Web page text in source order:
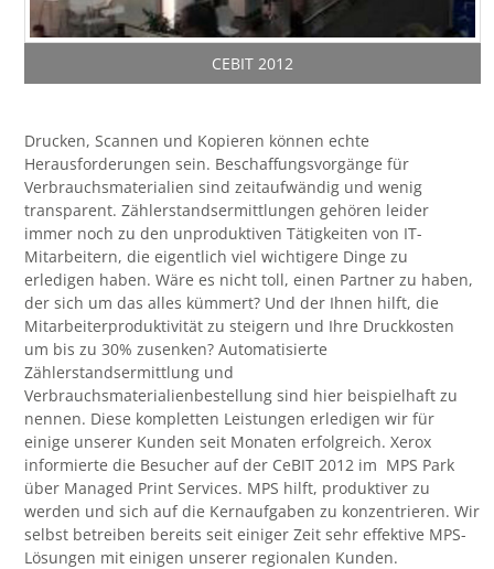
CEBIT 2012
Drucken, Scannen und Kopieren können echte
Herausforderungen sein. Beschaffungsvorgänge für
Verbrauchsmaterialien sind zeitaufwändig und wenig
transparent. Zählerstandsermittlungen gehören leider
immer noch zu den unproduktiven Tätigkeiten von IT-
Mitarbeitern, die eigentlich viel wichtigere Dinge zu
erledigen haben. Wäre es nicht toll, einen Partner zu haben,
der sich um das alles kümmert? Und der Ihnen hilft, die
Mitarbeiterproduktivität zu steigern und Ihre Druckkosten
um bis zu 30% zusenken? Automatisierte
Zählerstandsermittlung und
Verbrauchsmaterialienbestellung sind hier beispielhaft zu
nennen. Diese kompletten Leistungen erledigen wir für
einige unserer Kunden seit Monaten erfolgreich. Xerox
informierte die Besucher auf der CeBIT 2012 im MPS Park
über Managed Print Services. MPS hilft, produktiver zu
werden und sich auf die Kernaufgaben zu konzentrieren. Wir
selbst betreiben bereits seit einiger Zeit sehr effektive MPS-
Lösungen mit einigen unserer regionalen Kunden.